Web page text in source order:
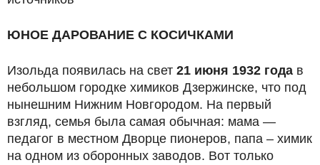
ЮНОЕ ДАРОВАНИЕ С КОСИЧКАМИ
Изольда появилась на свет 21 июня 1932 года в
небольшом городке химиков Дзержинске, что под
нынешним Нижним Новгородом. На первый
взгляд, семья была самая обычная: мама —
педагог в местном Дворце пионеров, папа – химик
на одном из оборонных заводов. Вот только